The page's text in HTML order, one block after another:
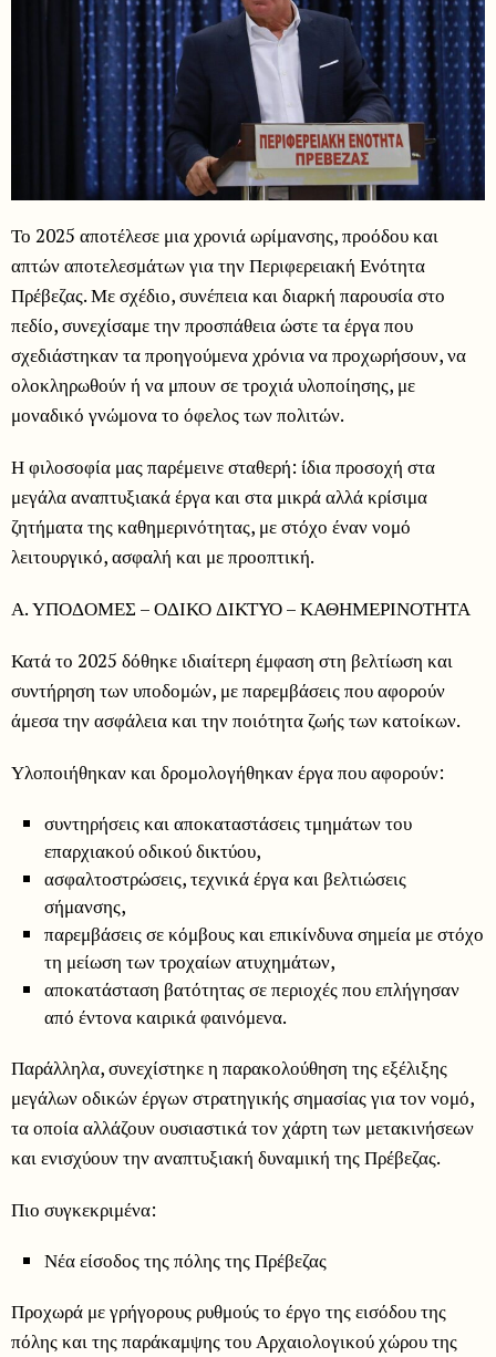
Το 2025 αποτέλεσε μια χρονιά ωρίμανσης, προόδου και
απτών αποτελεσμάτων για την Περιφερειακή Ενότητα
Πρέβεζας. Με σχέδιο, συνέπεια και διαρκή παρουσία στο
πεδίο, συνεχίσαμε την προσπάθεια ώστε τα έργα που
σχεδιάστηκαν τα προηγούμενα χρόνια να προχωρήσουν, να
ολοκληρωθούν ή να μπουν σε τροχιά υλοποίησης, με
μοναδικό γνώμονα το όφελος των πολιτών.
Η φιλοσοφία μας παρέμεινε σταθερή: ίδια προσοχή στα
μεγάλα αναπτυξιακά έργα και στα μικρά αλλά κρίσιμα
ζητήματα της καθημερινότητας, με στόχο έναν νομό
λειτουργικό, ασφαλή και με προοπτική.
Α. ΥΠΟΔΟΜΕΣ – ΟΔΙΚΟ ΔΙΚΤΥΟ – ΚΑΘΗΜΕΡΙΝΟΤΗΤΑ
Κατά το 2025 δόθηκε ιδιαίτερη έμφαση στη βελτίωση και
συντήρηση των υποδομών, με παρεμβάσεις που αφορούν
άμεσα την ασφάλεια και την ποιότητα ζωής των κατοίκων.
Υλοποιήθηκαν και δρομολογήθηκαν έργα που αφορούν:
συντηρήσεις και αποκαταστάσεις τμημάτων του
επαρχιακού οδικού δικτύου,
ασφαλτοστρώσεις, τεχνικά έργα και βελτιώσεις
σήμανσης,
παρεμβάσεις σε κόμβους και επικίνδυνα σημεία με στόχο
τη μείωση των τροχαίων ατυχημάτων,
αποκατάσταση βατότητας σε περιοχές που επλήγησαν
από έντονα καιρικά φαινόμενα.
Παράλληλα, συνεχίστηκε η παρακολούθηση της εξέλιξης
μεγάλων οδικών έργων στρατηγικής σημασίας για τον νομό,
τα οποία αλλάζουν ουσιαστικά τον χάρτη των μετακινήσεων
και ενισχύουν την αναπτυξιακή δυναμική της Πρέβεζας.
Πιο συγκεκριμένα:
Νέα είσοδος της πόλης της Πρέβεζας
Προχωρά με γρήγορους ρυθμούς το έργο της εισόδου της
πόλης και της παράκαμψης του Αρχαιολογικού χώρου της